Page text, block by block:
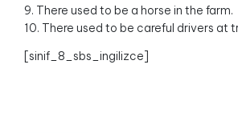
9. There used to be a horse in the farm.
10. There used to be careful drivers at
[sinif_8_sbs_ingilizce]